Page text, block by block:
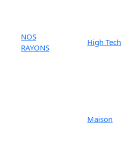
NOS
RAYONS
High Tech
Maison